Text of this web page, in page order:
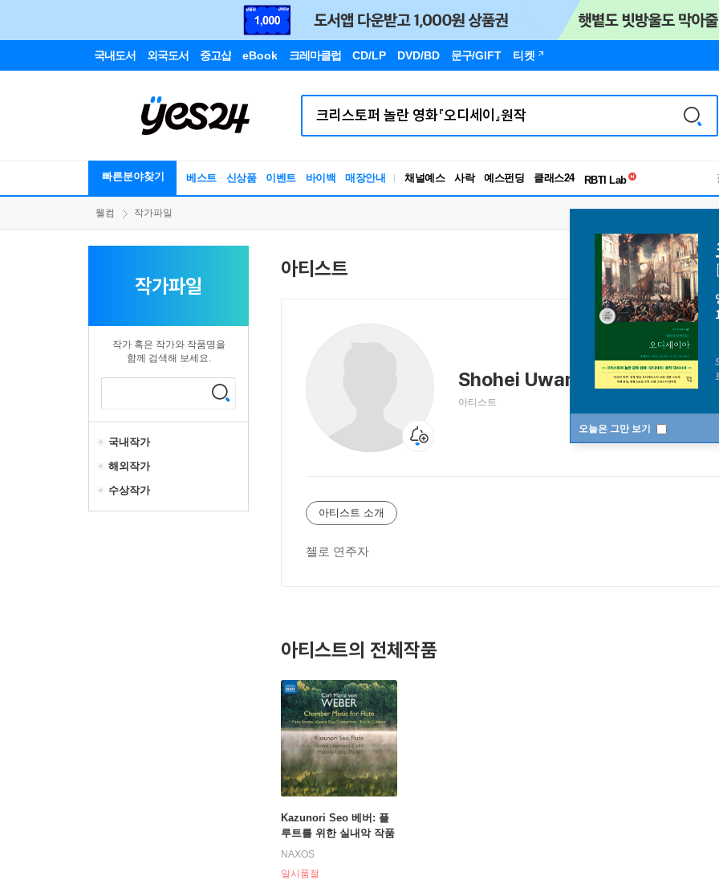
국내도서 외국도서 중고샵 eBook 크레마클럽 CD/LP DVD/BD 문구/GIFT 티켓
빠른분야찾기 베스트 신상품 이벤트 바이백 매장안내 채널예스 사락 예스펀딩 클래스24
RBTI Lab
독서유형검사
오늘은 그만 보기
웰컴 작가파일
작가파일
작가 혹은 작가와 작품명을
함께 검색해 보세요.
국내작가
해외작가
수상작가
아티스트
Shohei Uwamori
쇼헤이 우와모리
아티스트
아티스트 소개
첼로 연주자
아티스트의 전체작품
Kazunori Seo 베버: 플
루트를 위한 실내악 작품
집 (Weber: Chamber M
NAXOS
일시품절